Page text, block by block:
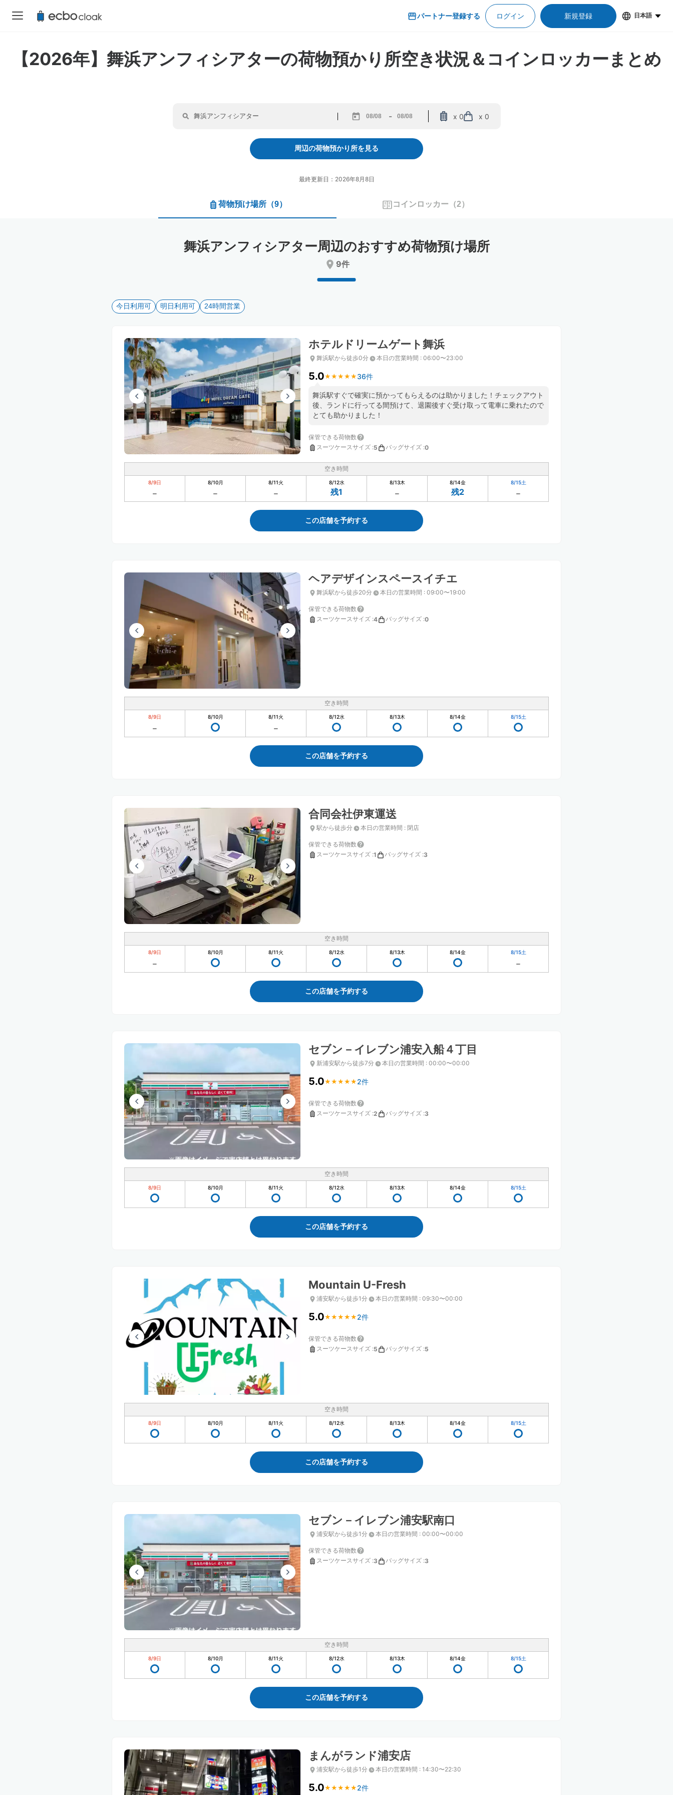
パートナー登録する ログイン 新規登録 日本語
【2026年】舞浜アンフィシアターの荷物預かり所空き状況＆コインロッカーまとめ
forward
to
interact
the
select
the
changing
dates.
-
backward
interact
select
Press
the
for
changing
dates.
x 0 x 0
周辺の荷物預かり所を見る
最終更新日：2026年8月8日
荷物預け場所（9） コインロッカー （2）
舞浜アンフィシアター周辺のおすすめ荷物預け場所
9件
今日利用可 明日利用可 24時間営業
ホテルドリームゲート舞浜
舞浜駅から徒歩0分 本日の営業時間 : 06:00〜23:00
5.0★ ★ ★ ★ ★
★ ★ ★ ★ ★ 36件
舞浜駅すぐで確実に預かってもらえるのは助かりました！チェックアウト
後、ランドに行ってる間預けて、退園後すぐ受け取って電車に乗れたので
とても助かりました！
保管できる荷物数
スーツケースサイズ :5 バッグサイズ :0
空き時間
8/9日 8/10月 8/11火 8/12水
残1
8/13木 8/14金
残2
8/15土
この店舗を予約する
ヘアデザインスペースイチエ
舞浜駅から徒歩20分 本日の営業時間 : 09:00〜19:00
保管できる荷物数
スーツケースサイズ :4 バッグサイズ :0
空き時間
8/9日 8/10月 8/11火 8/12水 8/13木 8/14金 8/15土
この店舗を予約する
合同会社伊東運送
駅から徒歩分 本日の営業時間 : 閉店
保管できる荷物数
スーツケースサイズ :1 バッグサイズ :3
空き時間
8/9日 8/10月 8/11火 8/12水 8/13木 8/14金 8/15土
この店舗を予約する
セブン－イレブン浦安入船４丁目
新浦安駅から徒歩7分 本日の営業時間 : 00:00〜00:00
5.0★ ★ ★ ★ ★
★ ★ ★ ★ ★ 2件
保管できる荷物数
スーツケースサイズ :2 バッグサイズ :3
空き時間
8/9日 8/10月 8/11火 8/12水 8/13木 8/14金 8/15土
この店舗を予約する
Mountain U-Fresh
浦安駅から徒歩1分 本日の営業時間 : 09:30〜00:00
5.0★ ★ ★ ★ ★
★ ★ ★ ★ ★ 2件
保管できる荷物数
スーツケースサイズ :5 バッグサイズ :5
空き時間
8/9日 8/10月 8/11火 8/12水 8/13木 8/14金 8/15土
この店舗を予約する
セブン－イレブン浦安駅南口
浦安駅から徒歩1分 本日の営業時間 : 00:00〜00:00
保管できる荷物数
スーツケースサイズ :3 バッグサイズ :3
空き時間
8/9日 8/10月 8/11火 8/12水 8/13木 8/14金 8/15土
この店舗を予約する
まんがランド浦安店
浦安駅から徒歩1分 本日の営業時間 : 14:30〜22:30
5.0★ ★ ★ ★ ★
★ ★ ★ ★ ★ 2件